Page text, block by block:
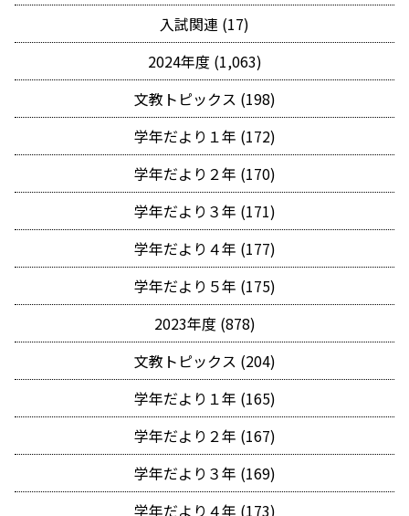
入試関連 (17)
2024年度 (1,063)
文教トピックス (198)
学年だより１年 (172)
学年だより２年 (170)
学年だより３年 (171)
学年だより４年 (177)
学年だより５年 (175)
2023年度 (878)
文教トピックス (204)
学年だより１年 (165)
学年だより２年 (167)
学年だより３年 (169)
学年だより４年 (173)